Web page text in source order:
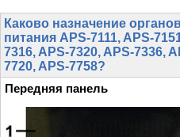
Каково назначение
питания APS-7111, APS-
7316, APS-7320, APS-7336,
7720, APS-7758?
Передняя панель